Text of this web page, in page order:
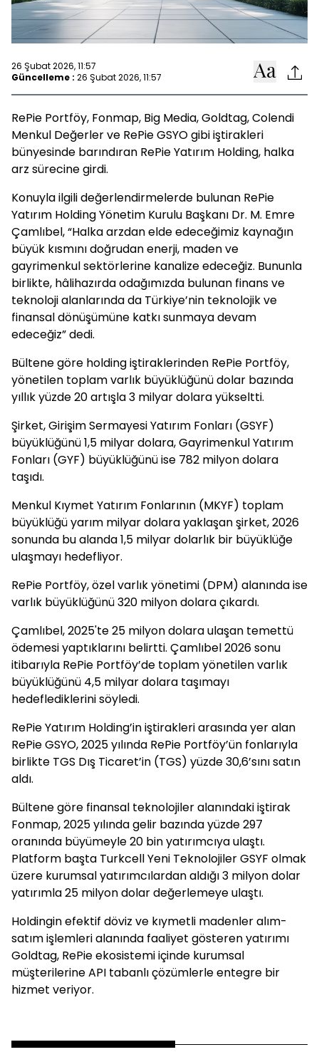
26 Şubat 2026, 11:57
Güncelleme : 26 Şubat 2026, 11:57
RePie Portföy, Fonmap, Big Media, Goldtag, Colendi
Menkul Değerler ve RePie GSYO gibi iştirakleri
bünyesinde barındıran RePie Yatırım Holding, halka
arz sürecine girdi.
Konuyla ilgili değerlendirmelerde bulunan RePie
Yatırım Holding Yönetim Kurulu Başkanı Dr. M. Emre
Çamlıbel, “Halka arzdan elde edeceğimiz kaynağın
büyük kısmını doğrudan enerji, maden ve
gayrimenkul sektörlerine kanalize edeceğiz. Bununla
birlikte, hâlihazırda odağımızda bulunan finans ve
teknoloji alanlarında da Türkiye’nin teknolojik ve
finansal dönüşümüne katkı sunmaya devam
edeceğiz” dedi.
Bültene göre holding iştiraklerinden RePie Portföy,
yönetilen toplam varlık büyüklüğünü dolar bazında
yıllık yüzde 20 artışla 3 milyar dolara yükseltti.
Şirket, Girişim Sermayesi Yatırım Fonları (GSYF)
büyüklüğünü 1,5 milyar dolara, Gayrimenkul Yatırım
Fonları (GYF) büyüklüğünü ise 782 milyon dolara
taşıdı.
Menkul Kıymet Yatırım Fonlarının (MKYF) toplam
büyüklüğü yarım milyar dolara yaklaşan şirket, 2026
sonunda bu alanda 1,5 milyar dolarlık bir büyüklüğe
ulaşmayı hedefliyor.
RePie Portföy, özel varlık yönetimi (DPM) alanında ise
varlık büyüklüğünü 320 milyon dolara çıkardı.
Çamlıbel, 2025'te 25 milyon dolara ulaşan temettü
ödemesi yaptıklarını belirtti. Çamlıbel 2026 sonu
itibarıyla RePie Portföy’de toplam yönetilen varlık
büyüklüğünü 4,5 milyar dolara taşımayı
hedeflediklerini söyledi.
RePie Yatırım Holding’in iştirakleri arasında yer alan
RePie GSYO, 2025 yılında RePie Portföy’ün fonlarıyla
birlikte TGS Dış Ticaret’in (TGS) yüzde 30,6’sını satın
aldı.
Bültene göre finansal teknolojiler alanındaki iştirak
Fonmap, 2025 yılında gelir bazında yüzde 297
oranında büyümeyle 20 bin yatırımcıya ulaştı.
Platform başta Turkcell Yeni Teknolojiler GSYF olmak
üzere kurumsal yatırımcılardan aldığı 3 milyon dolar
yatırımla 25 milyon dolar değerlemeye ulaştı.
Holdingin efektif döviz ve kıymetli madenler alım-
satım işlemleri alanında faaliyet gösteren yatırımı
Goldtag, RePie ekosistemi içinde kurumsal
müşterilerine API tabanlı çözümlerle entegre bir
hizmet veriyor.